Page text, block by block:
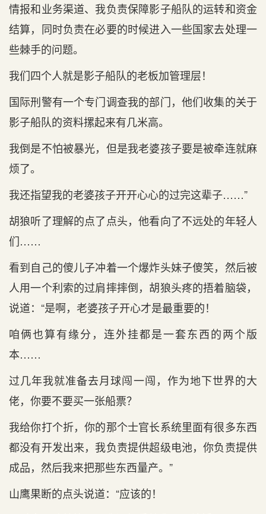
情报和业务渠道、我负责保障影子船队的运转和资金
结算，同时负责在必要的时候进入一些国家去处理一
些棘手的问题。
我们四个人就是影子船队的老板加管理层！
国际刑警有一个专门调查我的部门，他们收集的关于
影子船队的资料摞起来有几米高。
我倒是不怕被暴光，但是我老婆孩子要是被牵连就麻
烦了。
我还指望我的老婆孩子开开心心的过完这辈子……”
胡狼听了理解的点了点头，他看向了不远处的年轻人
们……
看到自己的傻儿子冲着一个爆炸头妹子傻笑，然后被
人用一个利索的过肩摔摔倒，胡狼头疼的捂着脑袋，
说道：“是啊，老婆孩子开心才是最重要的！
咱俩也算有缘分，连外挂都是一套东西的两个版
本……
过几年我就准备去月球闯一闯，作为地下世界的大
佬，你要不要买一张船票？
我给你打个折，你的那个士官长系统里面有很多东西
都没有开发出来，我负责提供超级电池，你负责提供
成品，然后我来把那些东西量产。”
山鹰果断的点头说道：“应该的！